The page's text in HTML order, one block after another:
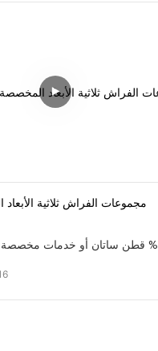
مجموعات الفراش ثلاثية
المواد: 100% قطن ساتان أو خدمات
منخفض. مرحبا بكم في